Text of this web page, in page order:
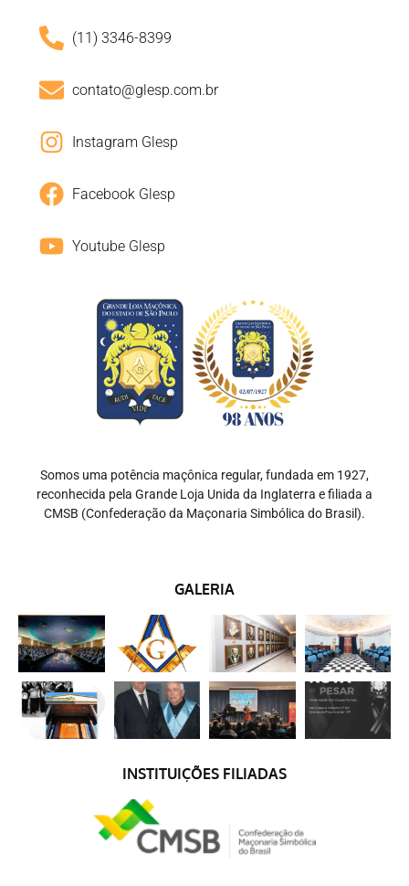
(11) 3346-8399
contato@glesp.com.br
Instagram Glesp
Facebook Glesp
Youtube Glesp
Somos uma potência maçônica regular, fundada em 1927,
reconhecida pela Grande Loja Unida da Inglaterra e filiada a
CMSB (Confederação da Maçonaria Simbólica do Brasil).
GALERIA
INSTITUIÇÕES FILIADAS